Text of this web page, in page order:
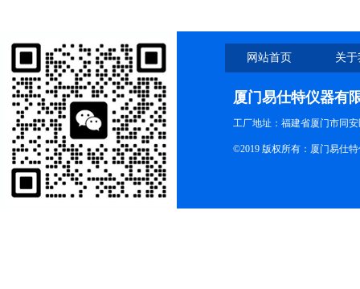
网站首页 关
厦门易仕特仪器有
工厂地址：福建省厦门市同
©2019 版权所有：厦门易仕